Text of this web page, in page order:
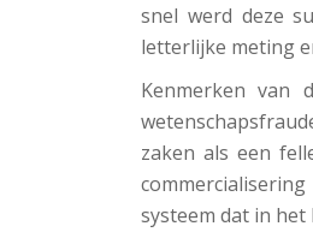
snel werd deze
letterlijke meting
Kenmerken van
zaken als een
systeem dat in